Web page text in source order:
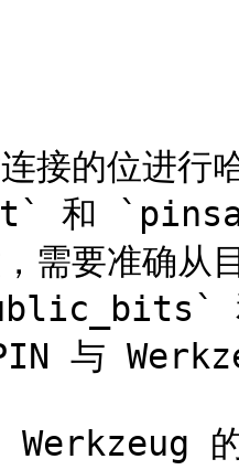
接的位进行
和
需要准确从
与
Werkzeug